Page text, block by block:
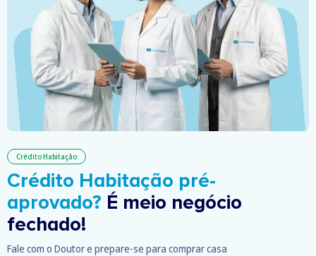
Crédito Habitação
Crédito Habitação pré-
aprovado? É meio negócio
fechado!
Fale com o Doutor e prepare-se para comprar casa